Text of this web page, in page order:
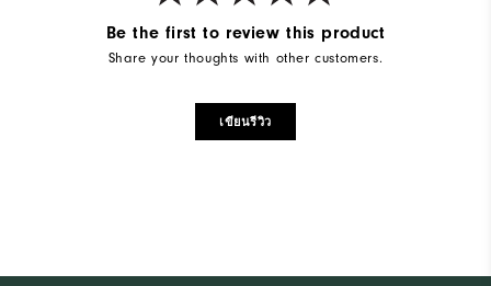
Be the first to review this product
Share your thoughts with other customers.
เขียนรีวิว